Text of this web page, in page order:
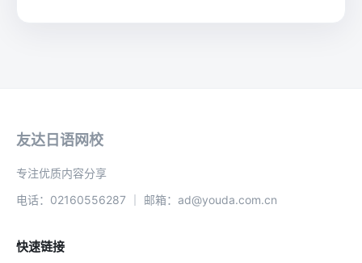
友达日语网校
专注优质内容分享
电话：02160556287 ｜ 邮箱：ad@youda.com.cn
快速链接